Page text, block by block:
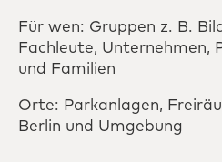
Für wen: Gruppen z. B.
Fachleute, Unternehmen,
und Familien
Orte: Parkanlagen,
Berlin und Umgebung